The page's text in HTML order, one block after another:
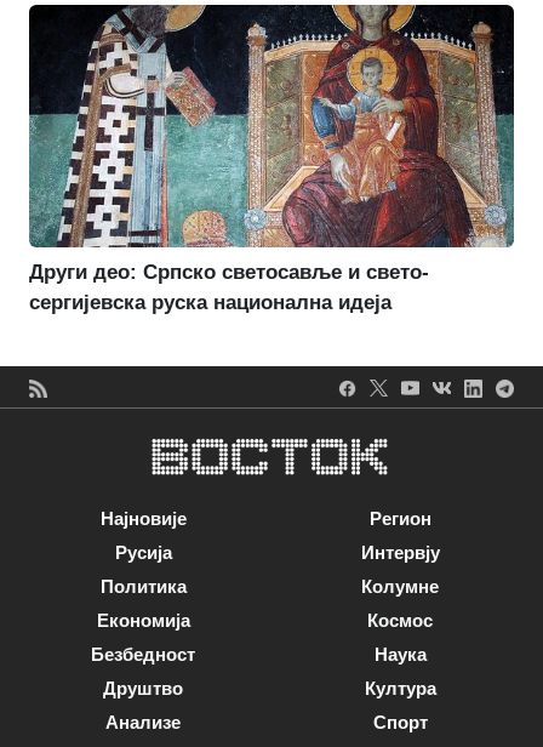
Други део: Српско светосавље и свето-
сергијевска руска национална идеја
Најновије
Русија
Политика
Економија
Безбедност
Друштво
Анализе
Регион
Интервју
Колумне
Космос
Наука
Култура
Спорт